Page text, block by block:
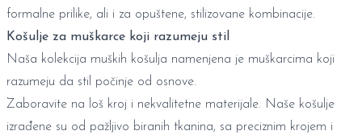
formalne prilike, ali i za opuštene, stilizovane kombinacije.
Košulje za muškarce koji razumeju stil
Naša kolekcija muških košulja namenjena je muškarcima koji
razumeju da stil počinje od osnove.
Zaboravite na loš kroj i nekvalitetne materijale. Naše košulje
izrađene su od pažljivo biranih tkanina, sa preciznim krojem i